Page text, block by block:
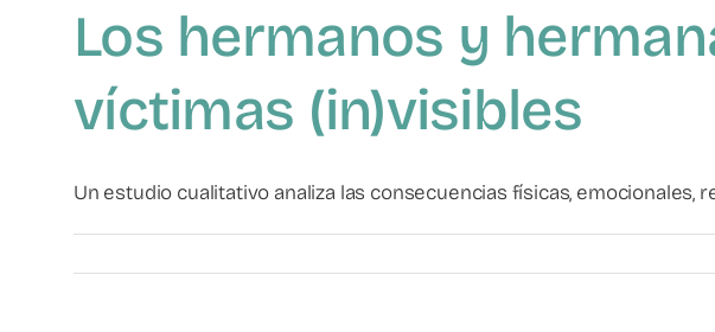
Los hermanos y
víctimas (in)visibles
Un estudio cualitativo analiza las consecuencias físicas, emocionales,